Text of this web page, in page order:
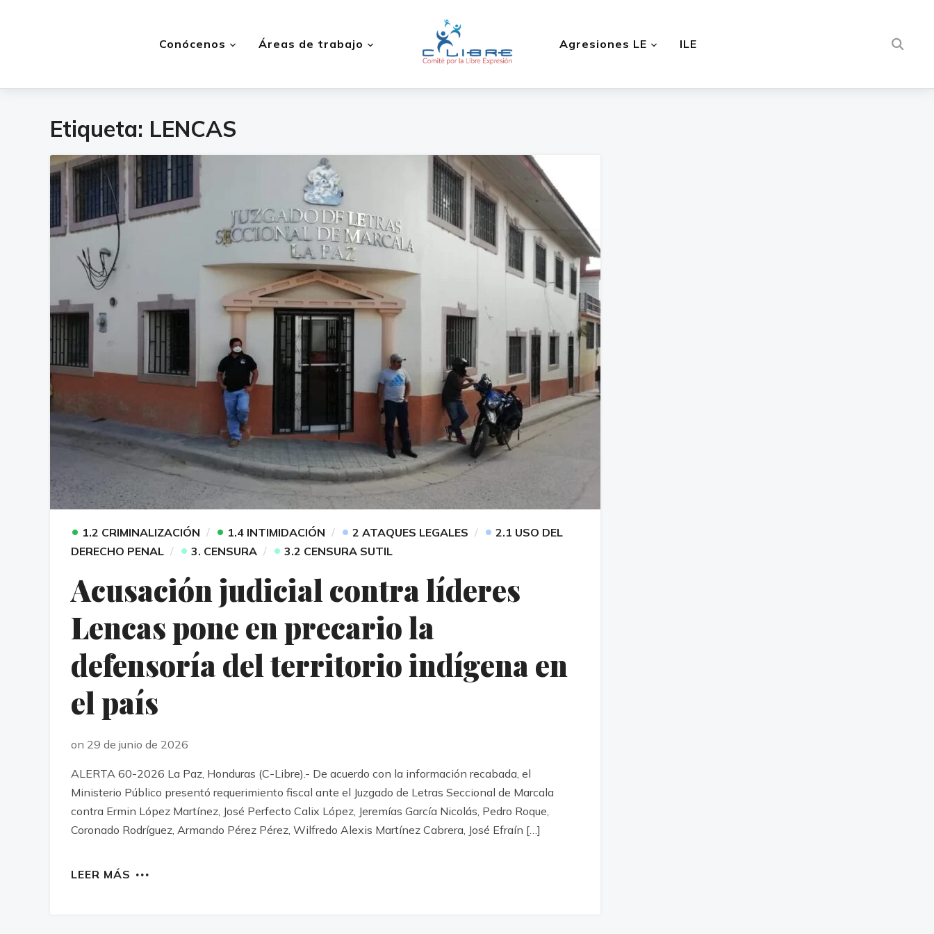
Conócenos Áreas de trabajo Agresiones LE ILE
Etiqueta: LENCAS
• 1.2 CRIMINALIZACIÓN • 1.4 INTIMIDACIÓN • 2 ATAQUES LEGALES • 2.1 USO DEL
DERECHO PENAL
• 3. CENSURA • 3.2 CENSURA SUTIL
Acusación judicial contra líderes
Lencas pone en precario la
defensoría del territorio indígena en
el país
on 29 de junio de 2026
ALERTA 60-2026 La Paz, Honduras (C-Libre).- De acuerdo con la información recabada, el
Ministerio Público presentó requerimiento fiscal ante el Juzgado de Letras Seccional de Marcala
contra Ermin López Martínez, José Perfecto Calix López, Jeremías García Nicolás, Pedro Roque,
Coronado Rodríguez, Armando Pérez Pérez, Wilfredo Alexis Martínez Cabrera, José Efraín […]
LEER MÁS